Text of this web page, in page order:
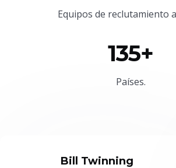
Equipos de reclutamiento
135+
Países.
Bill Twinning